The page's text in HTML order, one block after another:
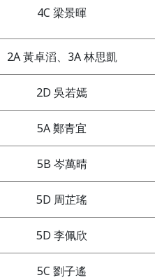
4C 梁景暉
2A 黃卓滔、3A 林思凱
2D 吳若嫣
5A 鄭青宜
5B 岑萬晴
5D 周芷瑤
5D 李佩欣
5C 劉子遙